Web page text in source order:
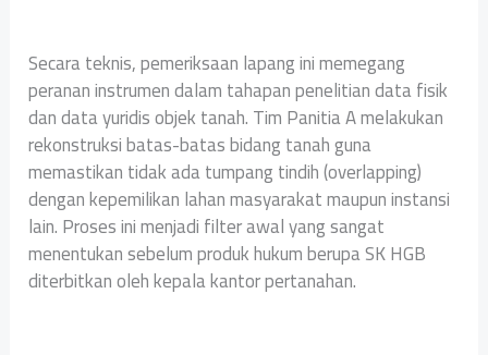
Secara teknis, pemeriksaan lapang ini memegang
peranan instrumen dalam tahapan penelitian data fisik
dan data yuridis objek tanah. Tim Panitia A melakukan
rekonstruksi batas-batas bidang tanah guna
memastikan tidak ada tumpang tindih (overlapping)
dengan kepemilikan lahan masyarakat maupun instansi
lain. Proses ini menjadi filter awal yang sangat
menentukan sebelum produk hukum berupa SK HGB
diterbitkan oleh kepala kantor pertanahan.